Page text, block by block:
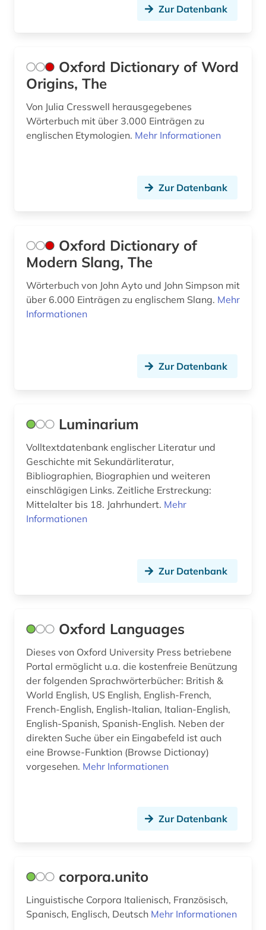
gaststättengewerbe (1)
geschichte &lt;1731-1869&gt; (1)
geschichte 1500-1900 (1)
geschichte 1535-1820 (1)
geschichte 1641-1700 (1)
geschichte 1755-1773 (1)
geschichte 1900-2000 (3)
geschichte 1945 (2)
geschichte 600-1900 (2)
geschichte <1475-1700> (2)
geschichte <1701-1800> (1)
handel (1)
hispanistik (2)
hochschule (2)
hong kong (1)
hongkong (1)
indien (2)
indische sprachen (1)
Zur Datenbank
Oxford Dictionary of Word
Origins, The
Von Julia Cresswell herausgegebenes
Wörterbuch mit über 3.000 Einträgen zu
englischen Etymologien. Mehr Informationen
Zur Datenbank
Oxford Dictionary of
Modern Slang, The
Wörterbuch von John Ayto und John Simpson mit
über 6.000 Einträgen zu englischem Slang. Mehr
Informationen
Zur Datenbank
Luminarium
Volltextdatenbank englischer Literatur und
Geschichte mit Sekundärliteratur,
Bibliographien, Biographien und weiteren
einschlägigen Links. Zeitliche Erstreckung:
Mittelalter bis 18. Jahrhundert. Mehr
Informationen
Zur Datenbank
Oxford Languages
Dieses von Oxford University Press betriebene
Portal ermöglicht u.a. die kostenfreie Benützung
der folgenden Sprachwörterbücher: British &
World English, US English, English-French,
French-English, English-Italian, Italian-English,
English-Spanish, Spanish-English. Neben der
direkten Suche über ein Eingabefeld ist auch
eine Browse-Funktion (Browse Dictionay)
vorgesehen. Mehr Informationen
Zur Datenbank
corpora.unito
Linguistische Corpora Italienisch, Französisch,
Spanisch, Englisch, Deutsch Mehr Informationen